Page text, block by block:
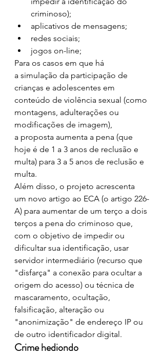
criminoso);
aplicativos de mensagens;
redes sociais;
jogos on-line;
Para os casos em que há
a simulação da participação de
crianças e adolescentes em
conteúdo de violência sexual (como
montagens, adulterações ou
modificações de imagem),
a proposta aumenta a pena (que
hoje é de 1 a 3 anos de reclusão e
multa) para 3 a 5 anos de reclusão e
multa.
Além disso, o projeto acrescenta
um novo artigo ao ECA (o artigo 226-
A) para aumentar de um terço a dois
terços a pena do criminoso que,
com o objetivo de impedir ou
dificultar sua identificação, usar
servidor intermediário (recurso que
"disfarça" a conexão para ocultar a
origem do acesso) ou técnica de
mascaramento, ocultação,
falsificação, alteração ou
"anonimização" de endereço IP ou
de outro identificador digital.
Crime hediondo